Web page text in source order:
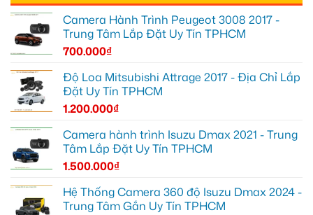
Camera Hành Trình Peugeot 3008 2017 -
Trung Tâm Lắp Đặt Uy Tín TPHCM
700.000₫
Độ Loa Mitsubishi Attrage 2017 - Địa Chỉ Lắp
Đặt Uy Tín TPHCM
1.200.000₫
Camera hành trình Isuzu Dmax 2021 - Trung
Tâm Lắp Đặt Uy Tín TPHCM
1.500.000₫
Hệ Thống Camera 360 độ Isuzu Dmax 2024 -
Trung Tâm Gắn Uy Tín TPHCM